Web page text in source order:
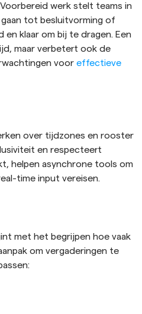
werk stelt teams in
tot besluitvorming of
klaar om bij te dragen. Een
maar verbetert ook de
voor effectieve
over tijdzones en rooster
en respecteert
helpen asynchrone tools om
time input vereisen.
met het begrijpen hoe vaak
om vergaderingen te